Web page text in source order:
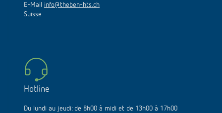
E-Mail info@theben-hts.ch
Suisse
Hotline
Du lundi au jeudi: de 8h00 à midi et de 13h00 à 17h00